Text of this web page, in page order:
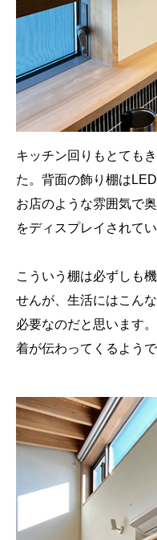
キッチン回りもとても
た。背面の飾り棚は
お店のような雰囲気で
をディスプレイされてい
こういう棚は必ずしも
せんが、生活にはこん
必要なのだと思います
着が伝わってくるようで